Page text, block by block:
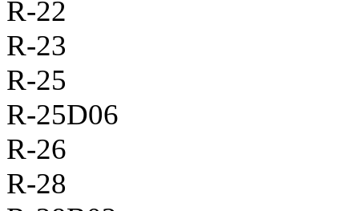
R-22
R-23
R-25
R-25D06
R-26
R-28